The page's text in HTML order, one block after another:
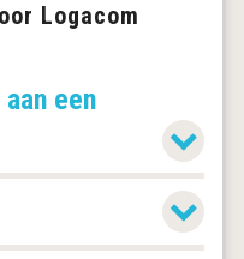
Logacom
een